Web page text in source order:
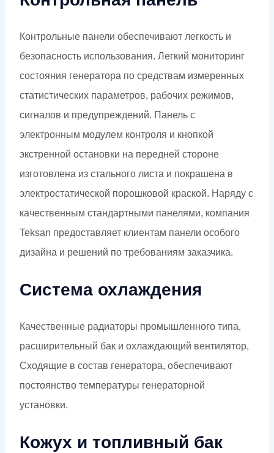
Контрольные панели обеспечивают легкость и
безопасность использования. Легкий мониторинг
состояния генератора по средствам измеренных
статистических параметров, рабочих режимов,
сигналов и предупреждений. Панель с
электронным модулем контроля и кнопкой
экстренной остановки на передней стороне
изготовлена из стального листа и покрашена в
электростатической порошковой краской. Наряду с
качественным стандартными панелями, компания
Teksan предоставляет клиентам панели особого
дизайна и решений по требованиям заказчика.
Система охлаждения
Качественные радиаторы промышленного типа,
расширительный бак и охлаждающий вентилятор,
Сходящие в состав генератора, обеспечивают
постоянство температуры генераторной
установки.
Кожух и топливный бак